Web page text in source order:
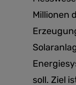
Millionen
soll. Ziel